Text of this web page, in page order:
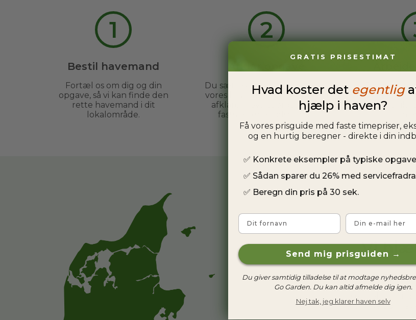
1
Bestil havemand
Fortæl os om dig og din
opgave, så vi kan finde den
rette havemand i dit
lokalområde.
2
Du sættes i kontakt med en af
vores havemænd, og sammen
afklarer I evt. spørgsmål og
fastsætter et tidspunkt.
Du kan
havemand
behøver
Vi
Hos Go Go
De er helt
tilbringe tid i
GRATIS PRISESTIMAT
Hvad koster det egentlig
hjælp i haven?
Få vores prisguide med faste timepriser,
og en hurtig beregner - direkte i din
✅ Konkrete eksempler på typiske
✅ Sådan sparer du 26% med
✅ Beregn din pris på 30 sek.
Fornavn Email
Send mig prisguiden →
Du giver samtidig tilladelse til at modtage
Go Garden. Du kan altid afmelde dig igen.
Nej tak, jeg klarer haven selv